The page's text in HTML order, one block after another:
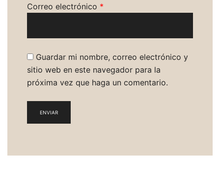
Correo electrónico *
Guardar mi nombre, correo electrónico y
sitio web en este navegador para la
próxima vez que haga un comentario.